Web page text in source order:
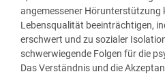
angemessener Hörunterstützung
Lebensqualität beeinträchtigen,
erschwert und zu sozialer
schwerwiegende Folgen für die
Das Verständnis und die